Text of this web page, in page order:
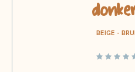
BEIGE -